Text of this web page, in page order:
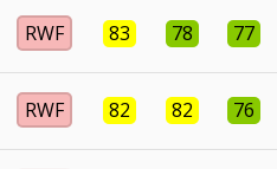
RWF 83 78 77
RWF 82 82 76